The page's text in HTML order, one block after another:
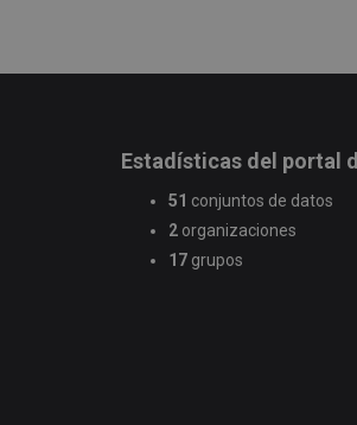
Estadísticas del portal
51 conjuntos de datos
2 organizaciones
17 grupos